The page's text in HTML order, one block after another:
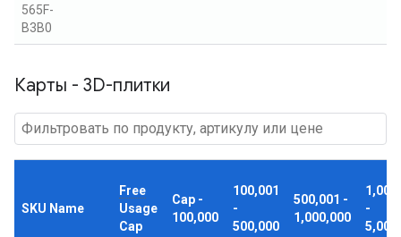
565F-
B3B0
Карты - 3D-плитки
SKU Name
Free
Usage
Cap
Cap -
100,000
100,001
-
500,000
500,001 -
1,000,000
-